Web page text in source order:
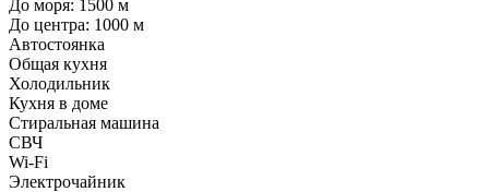
До моря: 1500 м
До центра: 1000 м
Автостоянка
Общая кухня
Холодильник
Кухня в доме
Стиральная машина
СВЧ
Wi-Fi
Электрочайник